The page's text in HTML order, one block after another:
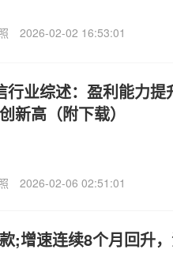
2026-02-02 16:53:01
行业综述：盈利能力
新高（附下载）
2026-02-06 02:51:01
;增速连续8个月回升